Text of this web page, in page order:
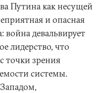
Путина как несущей
и опасная
война девальвирует
лидерство, что
точки зрения
системы.